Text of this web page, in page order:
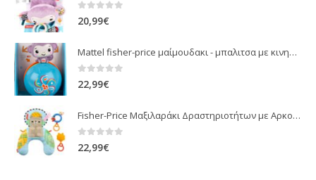
0 out of 5
20,99€
Mattel fisher-price μαίμουδακι - μπαλιτσα με κινηση JLB95
0 out of 5
22,99€
Fisher-Price Μαξιλαράκι Δραστηριοτήτων με Αρκουδάκι (JHB44)
22,99€